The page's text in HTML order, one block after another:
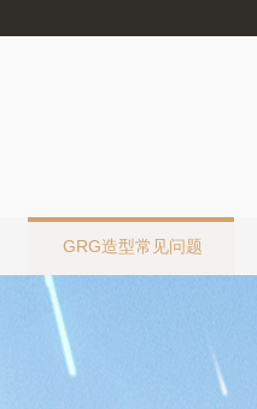
GRG造型常见问题